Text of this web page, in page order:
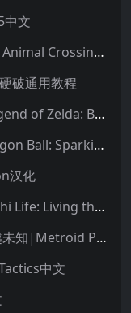
中文
集合啦！动物森友会|动物之森|Animal Crossing: New Horizons中文
破通用教程
塞尔达传说：旷野之息|The Legend of Zelda: Breath of the Wild中文
七龙珠：电光炸裂！ZERO|Dragon Ball: Sparking! Zero中文
汉化
朋友收集：梦想生活|Tomodachi Life: Living the Dream中文
银河战士|密特罗德：究极4穿越未知|Metroid Prime 4: Beyond中文
中文